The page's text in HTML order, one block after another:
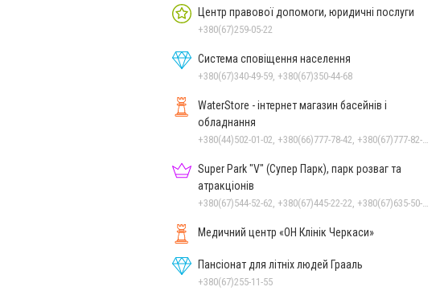
Центр правової допомоги, юридичні послуги
+380(67)259-05-22
Система сповіщення населення
+380(67)340-49-59, +380(67)350-44-68
WaterStore - інтернет магазин басейнів і
обладнання
+380(44)502-01-02, +380(66)777-78-42, +380(67)777-82-19, +380(67)890-80-80, +380(73)890-80-80, +380(44)502-01-03
Super Park "V" (Супер Парк), парк розваг та
атракціонів
+380(67)544-52-62, +380(67)445-22-22, +380(67)635-50-50
Медичний центр «ОН Клінік Черкаси»
Пансіонат для літніх людей Грааль
+380(67)255-11-55